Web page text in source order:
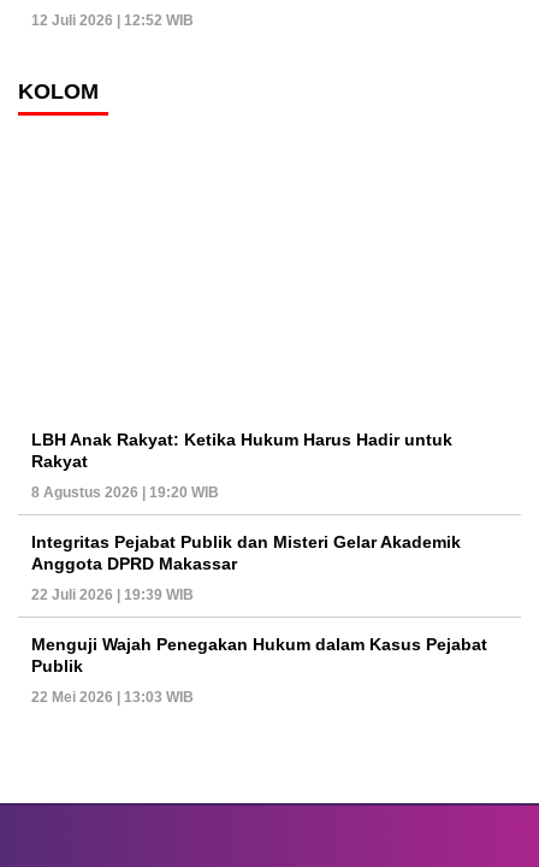
12 Juli 2026 | 12:52 WIB
KOLOM
LBH Anak Rakyat: Ketika Hukum Harus Hadir untuk
Rakyat
8 Agustus 2026 | 19:20 WIB
Integritas Pejabat Publik dan Misteri Gelar Akademik
Anggota DPRD Makassar
22 Juli 2026 | 19:39 WIB
Menguji Wajah Penegakan Hukum dalam Kasus Pejabat
Publik
22 Mei 2026 | 13:03 WIB